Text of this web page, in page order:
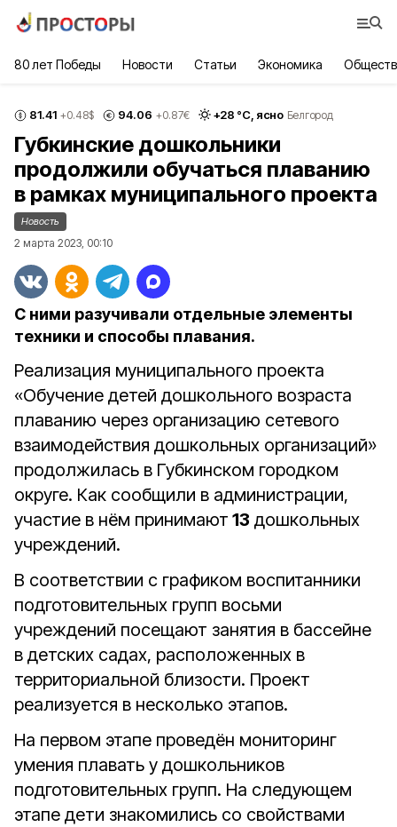
80 лет Победы Новости Статьи Экономика
81.41 +0.48$ 94.06 +0.87€ +28 °С, ясно Белгород
Губкинские дошкольники
продолжили обучаться плаванию
в рамках муниципального проекта
Новость
2 марта 2023, 00:10
С ними разучивали отдельные элементы
техники и способы плавания.
Реализация муниципального проекта
«Обучение детей дошкольного возраста
плаванию через организацию сетевого
взаимодействия дошкольных организаций»
продолжилась в Губкинском городком
округе. Как сообщили в администрации,
участие в нём принимают 13 дошкольных
учреждений.
В соответствии с графиком воспитанники
подготовительных групп восьми
учреждений посещают занятия в бассейне
в детских садах, расположенных в
территориальной близости. Проект
реализуется в несколько этапов.
На первом этапе проведён мониторинг
умения плавать у дошкольников
подготовительных групп. На следующем
этапе дети знакомились со свойствами